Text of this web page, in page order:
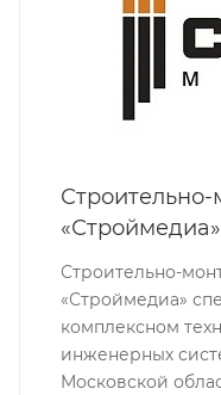
«Строймедиа»
Строительно-
«Строймедиа»
комплексном
инженерных
Московской